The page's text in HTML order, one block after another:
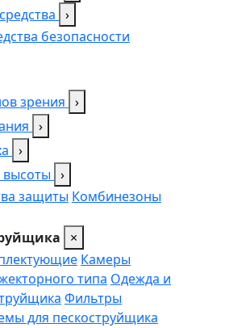
›
безопасности
зрения ›
›
›
высоты ›
защиты Комбинезоны
×
Камеры
типа Одежда и
Фильтры
для пескоструйщика